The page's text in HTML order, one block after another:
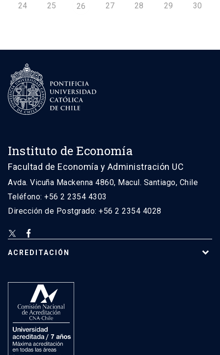
24 25 26 27 28 29 30
Instituto de Economía
Facultad de Economía y Administración UC
Avda. Vicuña Mackenna 4860, Macul. Santiago, Chile
Teléfono: +56 2 2354 4303
Dirección de Postgrado: +56 2 2354 4028
ACREDITACIÓN